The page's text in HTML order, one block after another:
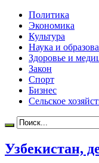
Политика
Экономика
Культура
Наука и
Здоровье и
Закон
Спорт
Бизнес
Сельское
Узбекистан,